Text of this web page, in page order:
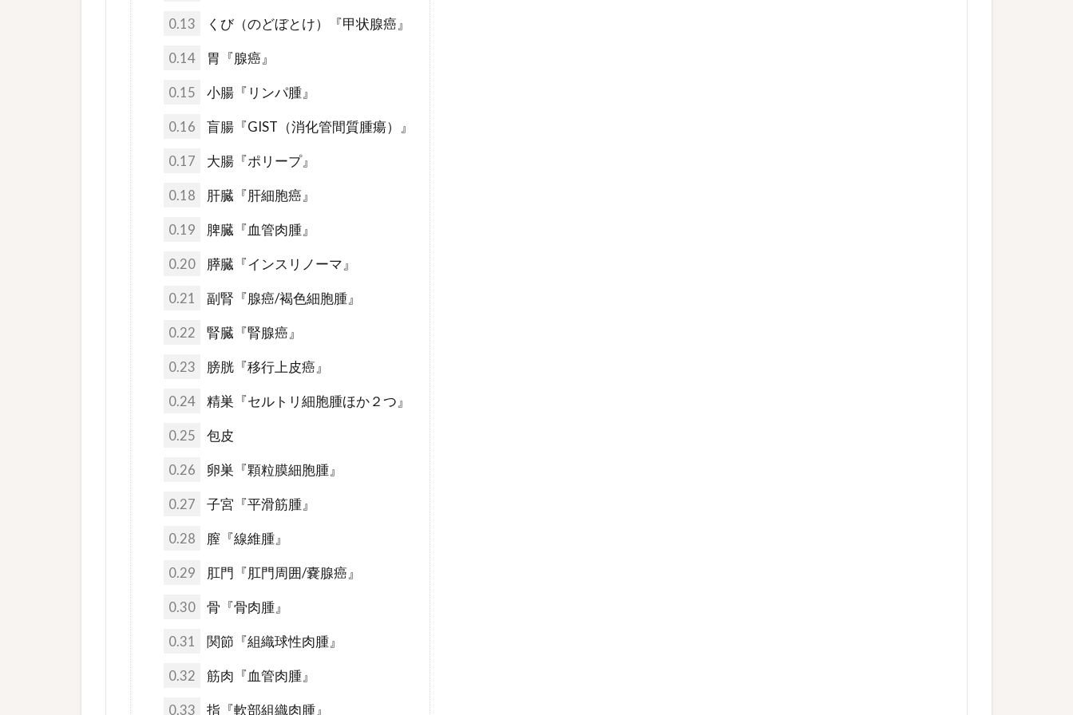
0.13 くび（のどぼとけ）『甲状腺癌』
0.14 胃『腺癌』
0.15 小腸『リンパ腫』
0.16 盲腸『GIST（消化管間質腫瘍）』
0.17 大腸『ポリープ』
0.18 肝臓『肝細胞癌』
0.19 脾臓『血管肉腫』
0.20 膵臓『インスリノーマ』
0.21 副腎『腺癌/褐色細胞腫』
0.22 腎臓『腎腺癌』
0.23 膀胱『移行上皮癌』
0.24 精巣『セルトリ細胞腫ほか２つ』
0.25 包皮
0.26 卵巣『顆粒膜細胞腫』
0.27 子宮『平滑筋腫』
0.28 膣『線維腫』
0.29 肛門『肛門周囲/嚢腺癌』
0.30 骨『骨肉腫』
0.31 関節『組織球性肉腫』
0.32 筋肉『血管肉腫』
0.33 指『軟部組織肉腫』